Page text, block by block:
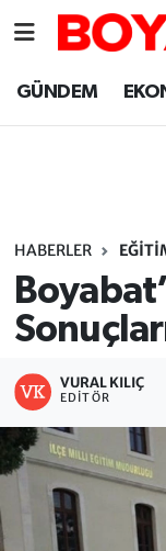
GÜNDEM
HABERLER
VURAL KILIÇ
EDITÖR
Sinop
Sinop
Süper Lig
Haber Arşivi